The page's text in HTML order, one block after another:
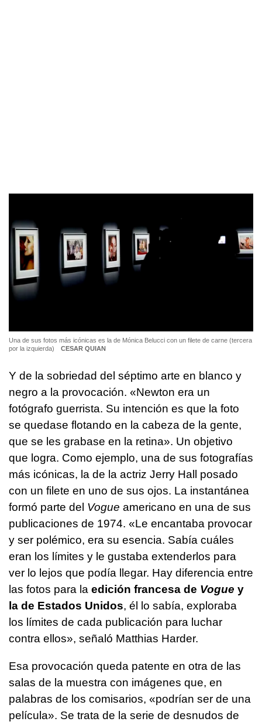
Una de sus fotos más icónicas es la de Mónica Belucci con un filete de carne (tercera
por la izquierda)
CESAR QUIAN
Y de la sobriedad del séptimo arte en blanco y
negro a la provocación. «Newton era un
fotógrafo guerrista. Su intención es que la foto
se quedase flotando en la cabeza de la gente,
que se les grabase en la retina». Un objetivo
que logra. Como ejemplo, una de sus fotografías
más icónicas, la de la actriz Jerry Hall posado
con un filete en uno de sus ojos. La instantánea
formó parte del Vogue americano en una de sus
publicaciones de 1974. «Le encantaba provocar
y ser polémico, era su esencia. Sabía cuáles
eran los límites y le gustaba extenderlos para
ver lo lejos que podía llegar. Hay diferencia entre
las fotos para la edición francesa de Vogue y
la de Estados Unidos, él lo sabía, exploraba
los límites de cada publicación para luchar
contra ellos», señaló Matthias Harder.
Esa provocación queda patente en otra de las
salas de la muestra con imágenes que, en
palabras de los comisarios, «podrían ser de una
película». Se trata de la serie de desnudos de